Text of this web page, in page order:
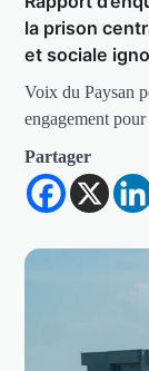
la prison
et sociale
Voix du Paysan
engagement
Partager